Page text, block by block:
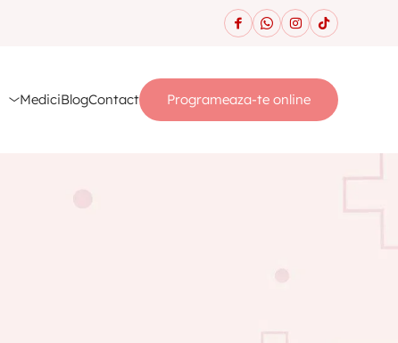
MediciBlogContact Programeaza-te online